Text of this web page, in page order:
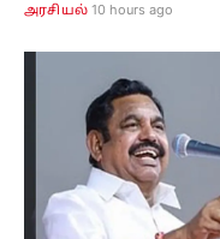
அரசியல் 10 hours ago